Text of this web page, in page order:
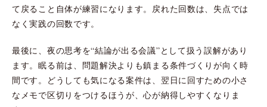
て戻ること自体が練習になります。戻れた回数は、失点では
なく実践の回数です。
最後に、夜の思考を“結論が出る会議”として扱う誤解があり
ます。眠る前は、問題解決よりも鎮まる条件づくりが向く時
間です。どうしても気になる案件は、翌日に回すための小さ
なメモで区切りをつけるほうが、心が納得しやすくなりま